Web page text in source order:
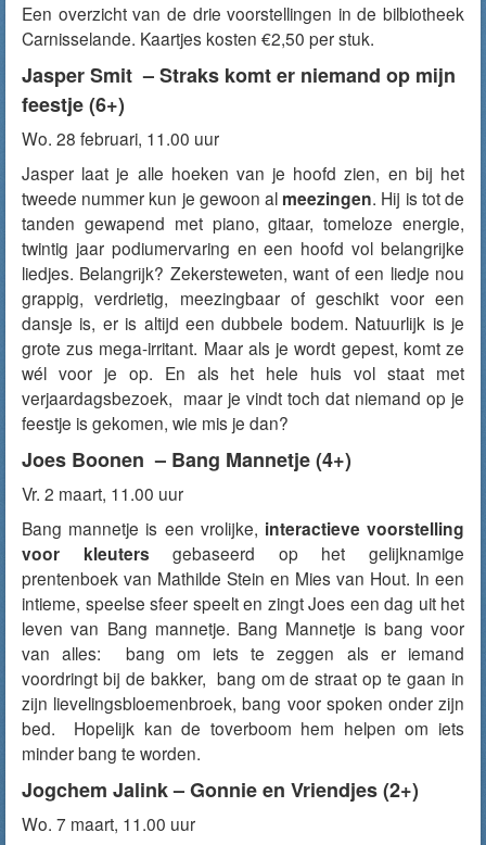
Een overzicht van de drie voorstellingen in de bilbiotheek
Carnisselande. Kaartjes kosten €2,50 per stuk.
Jasper Smit – Straks komt er niemand op mijn
feestje (6+)
Wo. 28 februari, 11.00 uur
Jasper laat je alle hoeken van je hoofd zien, en bij het
tweede nummer kun je gewoon al meezingen. Hij is tot de
tanden gewapend met piano, gitaar, tomeloze energie,
twintig jaar podiumervaring en een hoofd vol belangrijke
liedjes. Belangrijk? Zekersteweten, want of een liedje nou
grappig, verdrietig, meezingbaar of geschikt voor een
dansje is, er is altijd een dubbele bodem. Natuurlijk is je
grote zus mega-irritant. Maar als je wordt gepest, komt ze
wél voor je op. En als het hele huis vol staat met
verjaardagsbezoek, maar je vindt toch dat niemand op je
feestje is gekomen, wie mis je dan?
Joes Boonen – Bang Mannetje (4+)
Vr. 2 maart, 11.00 uur
Bang mannetje is een vrolijke, interactieve voorstelling
voor kleuters gebaseerd op het gelijknamige
prentenboek van Mathilde Stein en Mies van Hout. In een
intieme, speelse sfeer speelt en zingt Joes een dag uit het
leven van Bang mannetje. Bang Mannetje is bang voor
van alles: bang om iets te zeggen als er iemand
voordringt bij de bakker, bang om de straat op te gaan in
zijn lievelingsbloemenbroek, bang voor spoken onder zijn
bed. Hopelijk kan de toverboom hem helpen om iets
minder bang te worden.
Jogchem Jalink – Gonnie en Vriendjes (2+)
Wo. 7 maart, 11.00 uur